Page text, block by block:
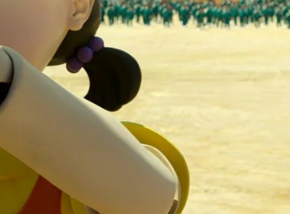
Whatsapp
Calamar'
fue estrenada el pasado 17
y en tan solo unas horasse convirtió
vista, desbancando incluso a 'La
que había salido apenas unas